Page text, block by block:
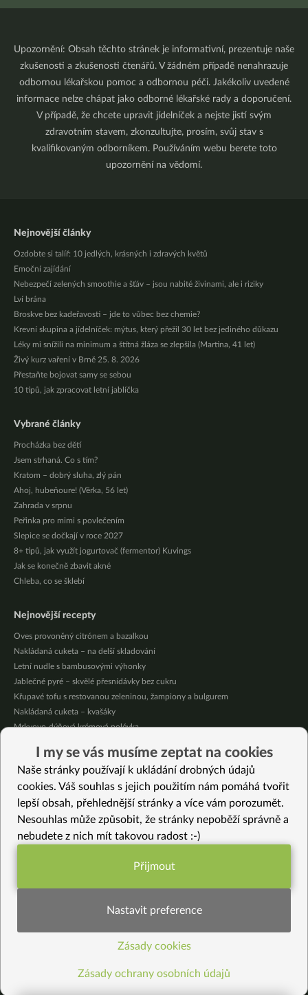
Upozornění: Obsah těchto stránek je informativní, prezentuje naše
zkušenosti a zkušenosti čtenářů. V žádném případě nenahrazuje
odbornou lékařskou pomoc a odbornou péči. Jakékoliv uvedené
informace nelze chápat jako odborné lékařské rady a doporučení.
V případě, že chcete upravit jídelníček a nejste jistí svým
zdravotním stavem, zkonzultujte, prosím, svůj stav s
kvalifikovaným odborníkem. Používáním webu berete toto
upozornění na vědomí.
Nejnovější články
Ozdobte si talíř: 10 jedlých, krásných i zdravých květů
Emoční zajídání
Nebezpečí zelených smoothie a šťáv – jsou nabité živinami, ale i riziky
Lví brána
Broskve bez kadeřavosti – jde to vůbec bez chemie?
Krevní skupina a jídelníček: mýtus, který přežil 30 let bez jediného důkazu
Léky mi snížili na minimum a štítná žláza se zlepšila (Martina, 41 let)
Živý kurz vaření v Brně 25. 8. 2026
Přestaňte bojovat samy se sebou
10 tipů, jak zpracovat letní jablíčka
Vybrané články
Procházka bez dětí
Jsem strhaná. Co s tím?
Kratom – dobrý sluha, zlý pán
Ahoj, hubeňoure! (Věrka, 56 let)
Zahrada v srpnu
Peřinka pro mimi s povlečením
Slepice se dočkají v roce 2027
8+ tipů, jak využít jogurtovač (fermentor) Kuvings
Jak se konečně zbavit akné
Chleba, co se šklebí
Nejnovější recepty
Oves provoněný citrónem a bazalkou
Nakládaná cuketa – na delší skladování
Letní nudle s bambusovými výhonky
Jablečné pyré – skvělé přesnídávky bez cukru
Křupavé tofu s restovanou zeleninou, žampiony a bulgurem
Nakládaná cuketa – kvašáky
Mrkvovo-dýňová krémová polévka
Osvěžující čaj s citronovými bylinkami
Nepečený jablečný dort s rybízem
Vybrané recepty
Slaný palačinkový dort
Nejrychlejší vegan pizza – hotová do 15 minut
Nepečené makové kuličky nebo maková náplň
Jak udělat domácí kvašenou zeleninu se solí (pickles ze zelí a mrkve)
Agarové kuličky aneb veganský kaviár
I my se vás musíme zeptat na cookies
Naše stránky používají k ukládání drobných údajů
cookies. Váš souhlas s jejich použitím nám pomáhá tvořit
lepší obsah, přehlednější stránky a více vám porozumět.
Nesouhlas může způsobit, že stránky nepoběží správně a
nebudete z nich mít takovou radost :-)
Funkční nastavení potřebujeme (vždy
Statistiky pro lepší obsah
Přijmout
Nastavit preference
Zásady cookies
Zásady ochrany osobních údajů